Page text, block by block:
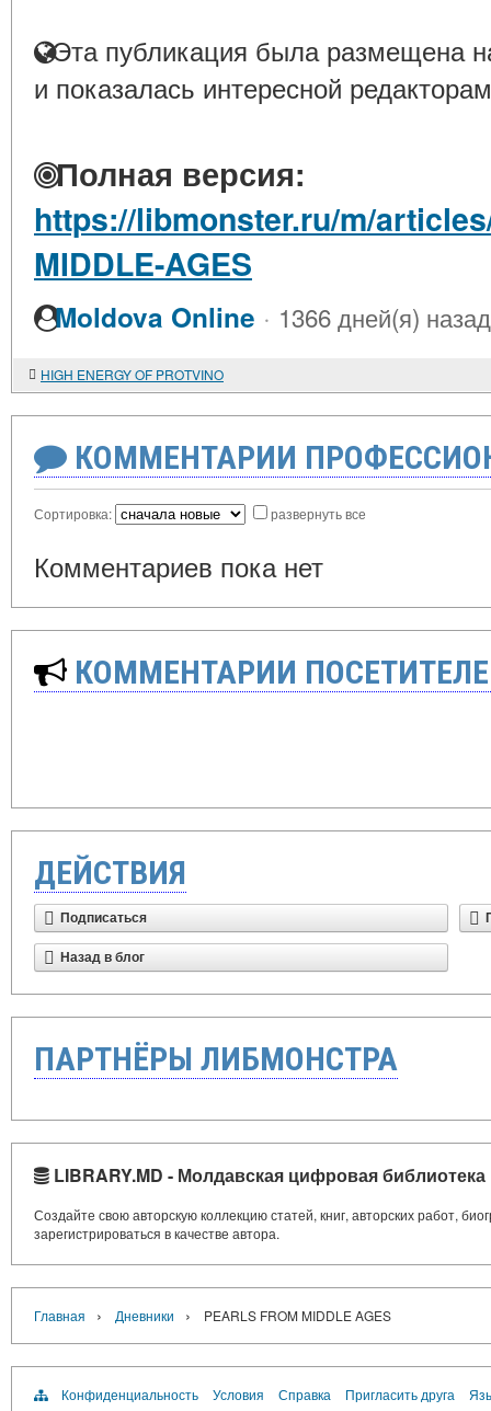
Эта публикация была размещена
и показалась интересной
Полная версия:
https://libmonster.ru/m/
MIDDLE-AGES
Moldova Online · 1366 дней(я) назад
HIGH ENERGY OF PROTVINO
КОММЕНТАРИИ
Сортировка: развернуть все
Комментариев пока нет
КОММЕНТАРИИ
ДЕЙСТВИЯ
Подписаться
Назад в блог
ПАРТНЁРЫ ЛИБМОНСТРА
LIBRARY.MD - Молдавская цифровая библиотека
Создайте свою авторскую коллекцию статей, книг, авторских работ,
зарегистрироваться в качестве автора.
Главная › Дневники › PEARLS FROM MIDDLE AGES
Конфиденциальность Условия Справка Пригласить друга